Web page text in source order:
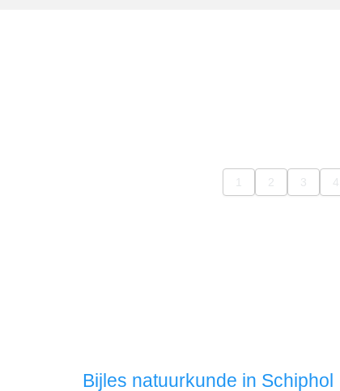
Bijles natuurkunde in Schiphol